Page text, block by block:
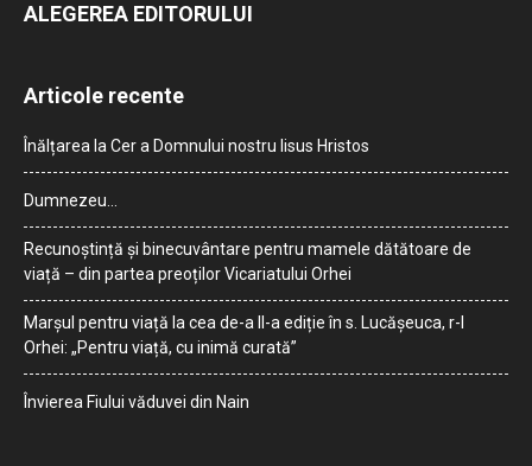
ALEGEREA EDITORULUI
Articole recente
Înălțarea la Cer a Domnului nostru Iisus Hristos
Dumnezeu…
Recunoștință și binecuvântare pentru mamele dătătoare de
viață – din partea preoților Vicariatului Orhei
Marșul pentru viață la cea de-a II-a ediție în s. Lucășeuca, r-l
Orhei: „Pentru viață, cu inimă curată”
Învierea Fiului văduvei din Nain